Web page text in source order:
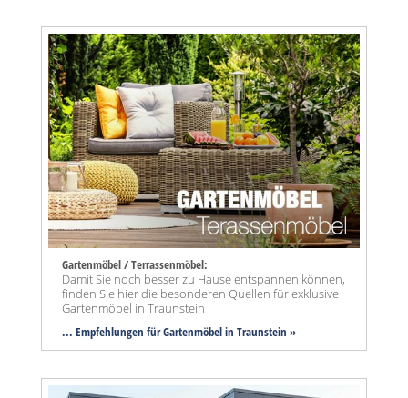
Gartenmöbel / Terrassenmöbel:
Damit Sie noch besser zu Hause entspannen können,
finden Sie hier die besonderen Quellen für exklusive
Gartenmöbel in Traunstein
... Empfehlungen für Gartenmöbel in Traunstein »